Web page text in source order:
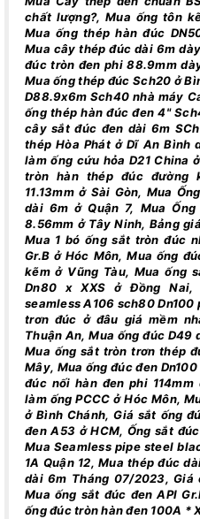
chất lượng?, Mua ống tôn
Mua ống thép hàn đúc
Mua cây thép đúc dài 6m
đúc tròn đen phi 88.9mm
Mua ống thép đúc Sch20 ở
D88.9x6m Sch40 nhà máy
ống thép hàn đúc đen 4"
cây sắt đúc đen dài 6m
thép Hòa Phát ở Dĩ An Bình
làm ống cứu hỏa D21 China
tròn hàn thép đúc đường
11.13mm ở Sài Gòn, Mua
dài 6m ở Quận 7, Mua
8.56mm ở Tây Ninh, Bảng
Mua 1 bó ống sắt tròn đúc
Gr.B ở Hóc Môn, Mua ống
kẽm ở Vũng Tàu, Mua ống
Dn80 x XXS ở Đồng Nai,
seamless A106 sch80 Dn100
trơn đúc ở đâu giá mềm
Thuận An, Mua ống đúc D49
Mua ống sắt tròn trơn thép
Mây, Mua ống đúc đen Dn100
đúc nối hàn đen phi
làm ống PCCC ở Hóc Môn,
ở Bình Chánh, Giá sắt ống
đen A53 ở HCM, Ống sắt
Mua Seamless pipe steel
1A Quận 12, Mua thép đúc
dài 6m Tháng 07/2023,
Mua ống sắt đúc đen API
ống đúc tròn hàn đen 100A *